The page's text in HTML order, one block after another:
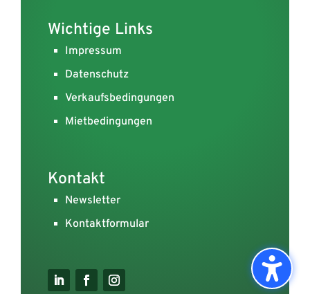
Wichtige Links
Impressum
Datenschutz
Verkaufsbedingungen
Mietbedingungen
Kontakt
Newsletter
Kontaktformular